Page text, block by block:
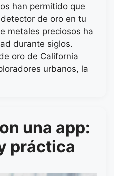
han permitido que
de oro en tu
metales preciosos ha
durante siglos.
oro de California
urbanos, la
una app:
práctica